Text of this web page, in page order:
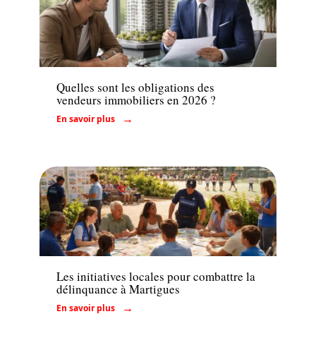
Immo
Quelles sont les obligations des
vendeurs immobiliers en 2026 ?
En savoir plus
Immo
Les initiatives locales pour combattre la
délinquance à Martigues
En savoir plus